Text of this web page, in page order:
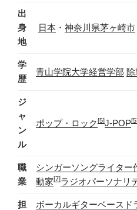
出
身
地
日本 ・ 神奈川県茅ヶ崎市
学
歴
青山学院大学経営学部
ジ
ャ
ン
ル
ポップ・ロック[5]J-POP
職
業
シンガーソングライター
動家[7]ラジオパーソナリ
担
ボーカルギターベース ド